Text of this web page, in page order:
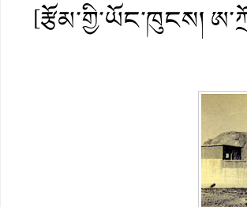
[རྩོམ་གྱི་ཡོང་ཁུངས།